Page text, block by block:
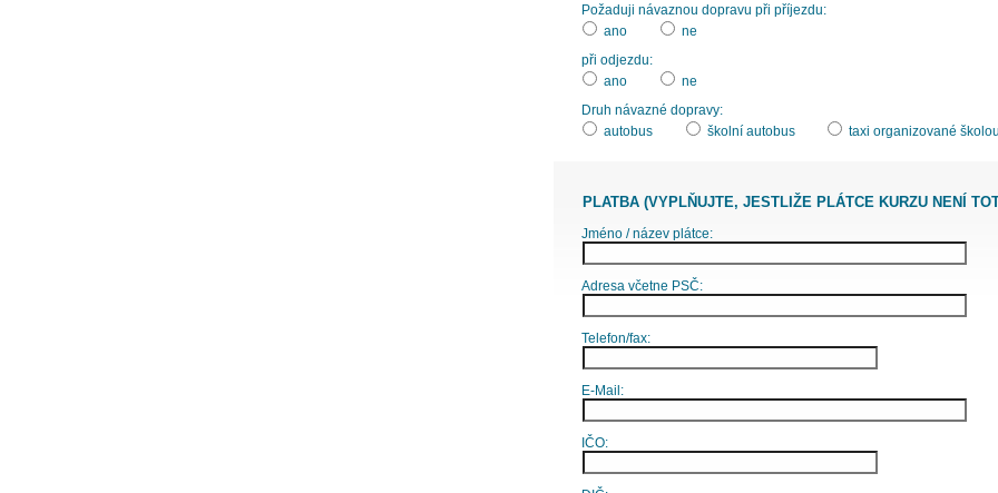
Požaduji návaznou dopravu při příjezdu:
ano
ne
při odjezdu:
ano
ne
Druh návazné dopravy:
autobus
školní autobus taxi organizované školou
PLATBA (VYPLŇUJTE, JESTLIŽE PLÁTCE KURZU NENÍ
Jméno / název plátce:
Adresa včetne PSČ:
Telefon/fax:
E-Mail:
IČO: